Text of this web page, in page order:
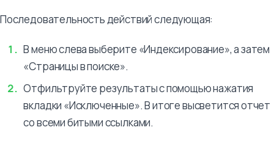
Последовательность действий следующая:
В меню слева выберите «Индексирование», а затем
«Страницы в поиске».
Отфильтруйте результаты с помощью нажатия
вкладки «Исключенные». В итоге высветится отчет
со всеми битыми ссылками.